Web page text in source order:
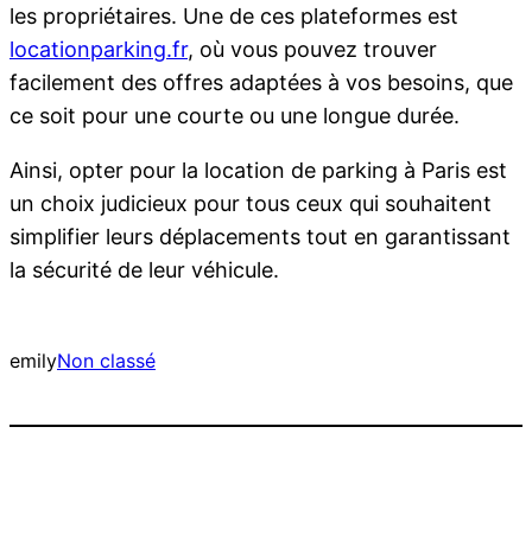
les propriétaires. Une de ces plateformes est
locationparking.fr, où vous pouvez trouver
facilement des offres adaptées à vos besoins, que
ce soit pour une courte ou une longue durée.
Ainsi, opter pour la location de parking à Paris est
un choix judicieux pour tous ceux qui souhaitent
simplifier leurs déplacements tout en garantissant
la sécurité de leur véhicule.
emilyNon classé